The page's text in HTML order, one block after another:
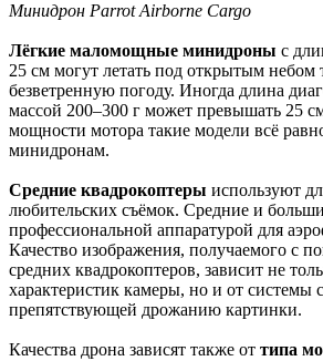
Минидрон Parrot Airborne Cargo
Лёгкие маломощные минидроны с
25 см могут летать под открытым небом
безветренную погоду. Иногда длина
массой 200–300 г может превышать 25
мощности мотора такие модели всё
минидронам.
Средние квадрокоптеры используют
любительских съёмок. Средние и
профессиональной аппаратурой для
Качество изображения, получаемого с
средних квадрокоптеров, зависит не
характеристик камеры, но и от системы
препятствующей дрожанию картинки.
Качества дрона зависят также от типа